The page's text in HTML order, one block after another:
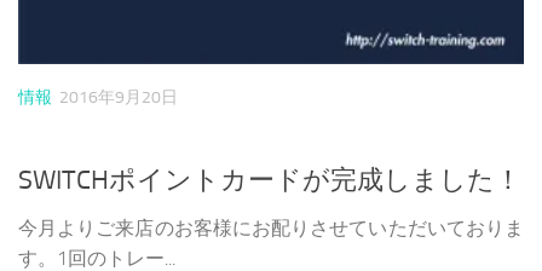
情報 2016年9月20日
SWITCHポイントカードが完成しました！
今月よりご来店のお客様にお配りさせていただいておりま
す。1回のトレー...